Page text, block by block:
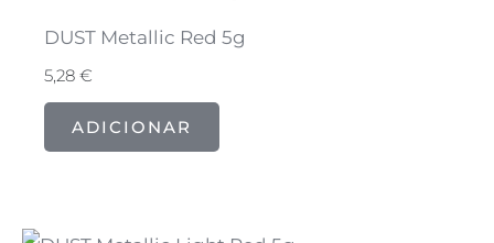
DUST Metallic Red 5g
5,28€
ADICIONAR